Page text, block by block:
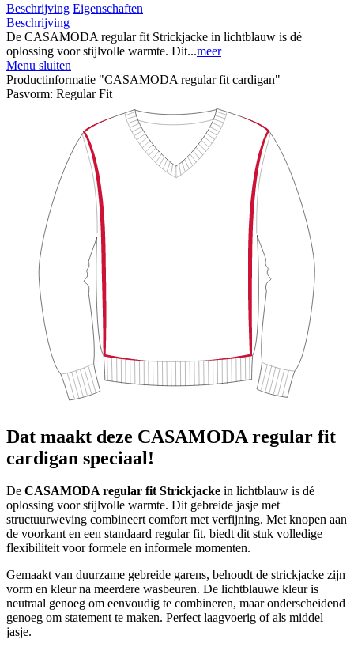
Beschrijving Eigenschaften
Beschrijving
De CASAMODA regular fit Strickjacke in lichtblauw is dé
oplossing voor stijlvolle warmte. Dit...meer
Menu sluiten
Productinformatie "CASAMODA regular fit cardigan"
Pasvorm: Regular Fit
Dat maakt deze CASAMODA regular fit
cardigan speciaal!
De CASAMODA regular fit Strickjacke in lichtblauw is dé
oplossing voor stijlvolle warmte. Dit gebreide jasje met
structuurweving combineert comfort met verfijning. Met knopen aan
de voorkant en een standaard regular fit, biedt dit stuk volledige
flexibiliteit voor formele en informele momenten.
Gemaakt van duurzame gebreide garens, behoudt de strickjacke zijn
vorm en kleur na meerdere wasbeuren. De lichtblauwe kleur is
neutraal genoeg om eenvoudig te combineren, maar onderscheidend
genoeg om statement te maken. Perfect laagvoerig of als middel
jasje.